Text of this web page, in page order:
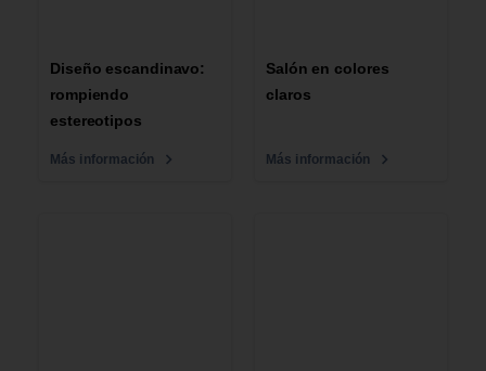
Diseño escandinavo:
rompiendo
estereotipos
Más información
Salón en colores
claros
Más información